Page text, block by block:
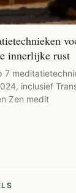
innerlijke rust
7
inclusief
Zen medit